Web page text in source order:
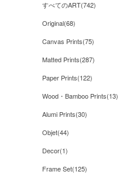
すべてのART(742)
Original(68)
Canvas Prints(75)
Matted Prints(287)
Paper Prints(122)
Wood・Bamboo Prints(13)
Alumi Prints(30)
Objet(44)
Decor(1)
Frame Set(125)